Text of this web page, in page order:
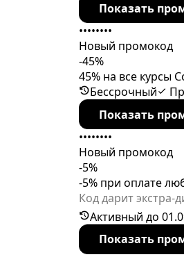
Показать
••••••••
Новый промокод
-45%
45% на все курсы
Бессрочный
Показать
••••••••
Новый промокод
-5%
-5% при оплате
Код дарит экстра-
акцию досрочно.
Активный до
Показать